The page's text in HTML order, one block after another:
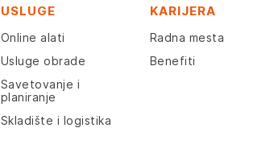
USLUGE
Online alati
Usluge obrade
Savetovanje i
planiranje
Skladište i logistika
KARIJERA
Radna mesta
Benefiti